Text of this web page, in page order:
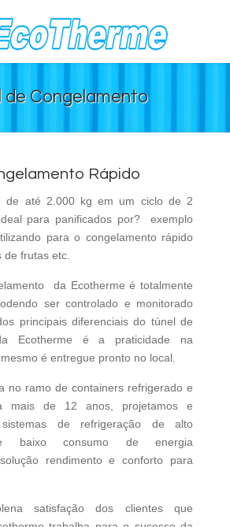
de Congelamento
Rápido
de até 2.000 kg em um ciclo de 2
para panificados por? exemplo
para o congelamento rápido
frutas etc.
da Ecotherme é totalmente
ser controlado e monitorado
principais diferenciais do túnel de
Ecotherme é a praticidade na
é entregue pronto no local.
no ramo de containers refrigerado e
mais de 12 anos, projetamos e
sistemas de refrigeração de alto
e baixo consumo de energia
rendimento e conforto para
satisfação dos clientes que